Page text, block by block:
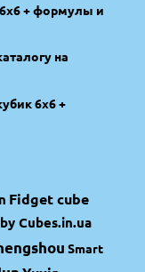
+ формулы и
на
6х6 +
Fidget cube
Cubes.in.ua
Smart